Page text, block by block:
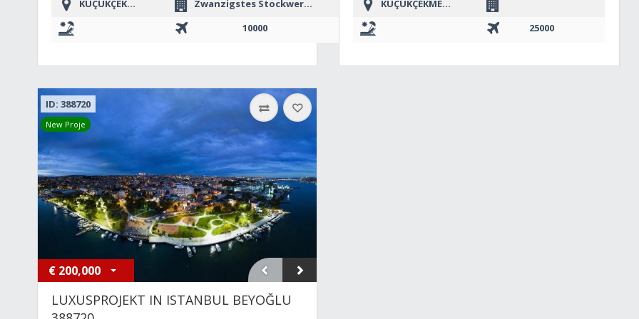
KÜÇÜKÇEKMECE
Zwanzigstes Stockwerk oder mehr
10000
KÜÇÜKÇEKMECE
25000
ID: 388720
New Proje
€ 200,000
LUXUSPROJEKT IN ISTANBUL BEYOĞLU